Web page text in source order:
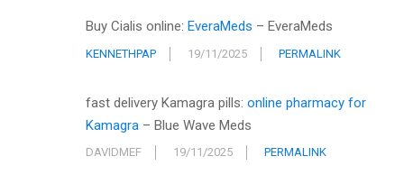
Buy Cialis online: EveraMeds – EveraMeds
KENNETHPAP 19/11/2025 PERMALINK
fast delivery Kamagra pills: online pharmacy for
Kamagra – Blue Wave Meds
DAVIDMEF 19/11/2025 PERMALINK